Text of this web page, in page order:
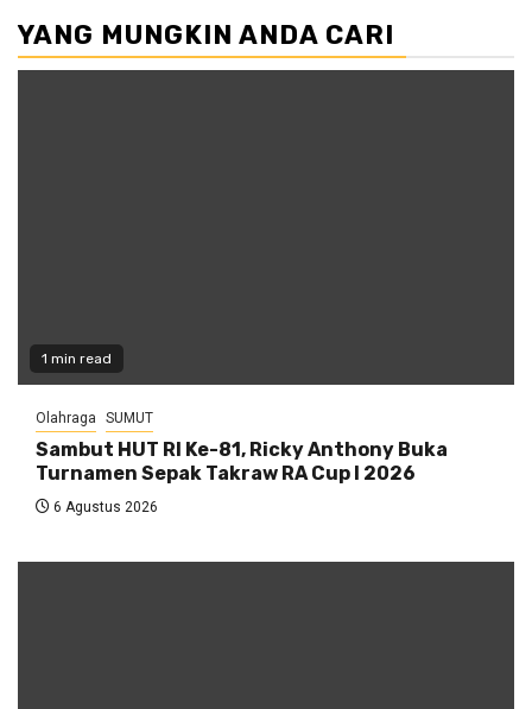
YANG MUNGKIN ANDA CARI
1 min read
Olahraga SUMUT
Sambut HUT RI Ke-81, Ricky Anthony Buka
Turnamen Sepak Takraw RA Cup I 2026
6 Agustus 2026